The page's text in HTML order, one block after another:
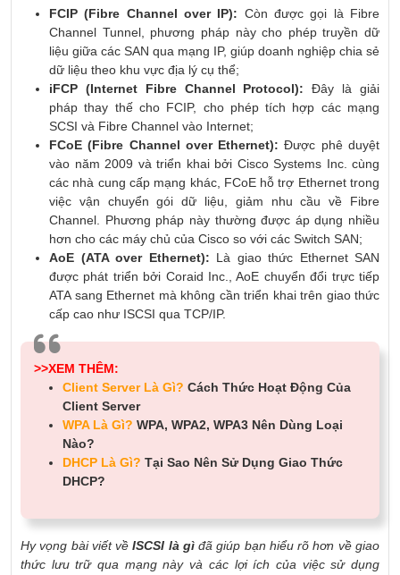
FCIP (Fibre Channel over IP): Còn được gọi là Fibre
Channel Tunnel, phương pháp này cho phép truyền dữ
liệu giữa các SAN qua mạng IP, giúp doanh nghiệp chia sẻ
dữ liệu theo khu vực địa lý cụ thể;
iFCP (Internet Fibre Channel Protocol): Đây là giải
pháp thay thế cho FCIP, cho phép tích hợp các mạng
SCSI và Fibre Channel vào Internet;
FCoE (Fibre Channel over Ethernet): Được phê duyệt
vào năm 2009 và triển khai bởi Cisco Systems Inc. cùng
các nhà cung cấp mạng khác, FCoE hỗ trợ Ethernet trong
việc vận chuyển gói dữ liệu, giảm nhu cầu về Fibre
Channel. Phương pháp này thường được áp dụng nhiều
hơn cho các máy chủ của Cisco so với các Switch SAN;
AoE (ATA over Ethernet): Là giao thức Ethernet SAN
được phát triển bởi Coraid Inc., AoE chuyển đổi trực tiếp
ATA sang Ethernet mà không cần triển khai trên giao thức
cấp cao như ISCSI qua TCP/IP.
>>XEM THÊM:
Client Server Là Gì? Cách Thức Hoạt Động Của
Client Server
WPA Là Gì? WPA, WPA2, WPA3 Nên Dùng Loại
Nào?
DHCP Là Gì? Tại Sao Nên Sử Dụng Giao Thức
DHCP?
Hy vọng bài viết vềISCSI là gìđã giúp bạn hiểu rõ hơn về giao
thức lưu trữ qua mạng này và các lợi ích của việc sử dụng